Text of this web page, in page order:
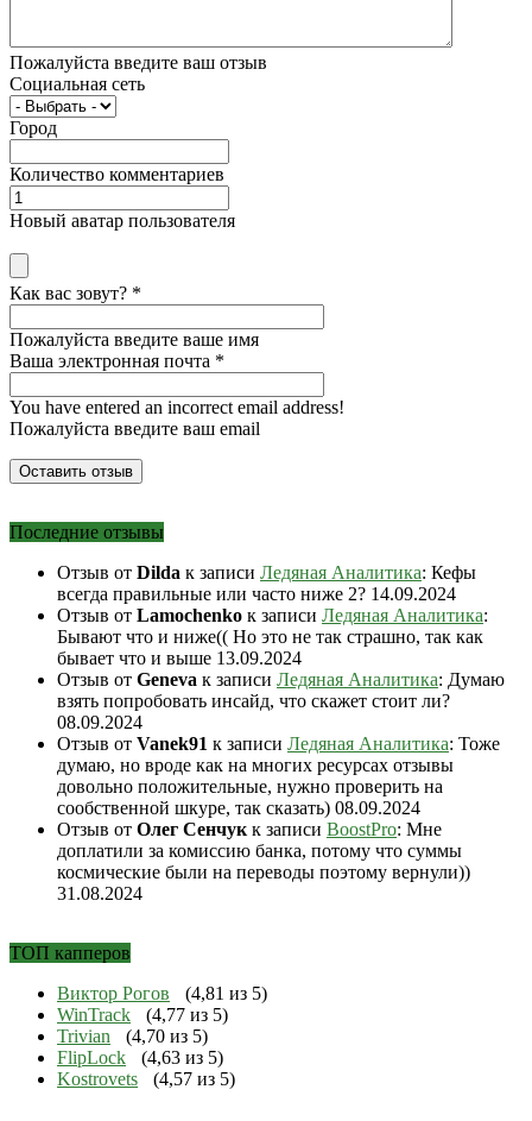
Пожалуйста введите ваш отзыв
Социальная сеть
Город
Количество комментариев
Новый аватар пользователя
Как вас зовут? *
Пожалуйста введите ваше имя
Ваша электронная почта *
You have entered an incorrect email address!
Пожалуйста введите ваш email
ТОП капперов
Виктор Рогов
(4,81 из 5)
WinTrack
(4,77 из 5)
Trivian
(4,70 из 5)
FlipLock
(4,63 из 5)
Kostrovets
(4,57 из 5)
Последние отзывы
Отзыв от Dilda к записи Ледяная Аналитика: Кефы
всегда правильные или часто ниже 2? 14.09.2024
Отзыв от Lamochenko к записи Ледяная Аналитика:
Бывают что и ниже(( Но это не так страшно, так как
бывает что и выше 13.09.2024
Отзыв от Geneva к записи Ледяная Аналитика: Думаю
взять попробовать инсайд, что скажет стоит ли?
08.09.2024
Отзыв от Vanek91 к записи Ледяная Аналитика: Тоже
думаю, но вроде как на многих ресурсах отзывы
довольно положительные, нужно проверить на
сообственной шкуре, так сказать) 08.09.2024
Отзыв от Олег Сенчук к записи BoostPro: Мне
доплатили за комиссию банка, потому что суммы
космические были на переводы поэтому вернули))
31.08.2024